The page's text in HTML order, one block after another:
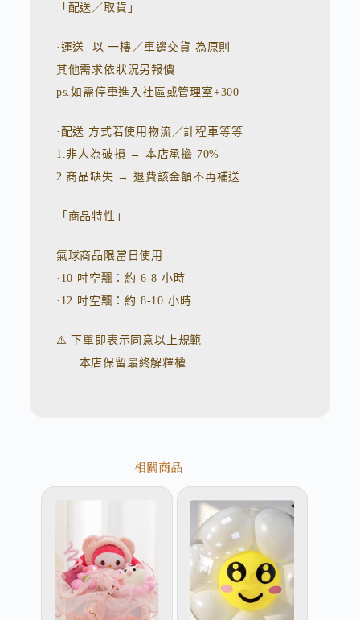
「配送／取貨」
·運送 以 一樓／車邊交貨 為原則
其他需求依狀況另報價
ps.如需停車進入社區或管理室+300
·配送 方式若使用物流／計程車等等
1.非人為破損 → 本店承擔 70%
2.商品缺失 → 退費該金額不再補送
「商品特性」
氣球商品限當日使用
·10 吋空飄：約 6-8 小時
·12 吋空飄：約 8-10 小時
⚠️ 下單即表示同意以上規範
本店保留最終解釋權
相關商品